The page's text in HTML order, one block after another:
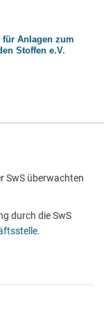
Anlagen zum
Stoffen e.V.
SwS überwachten
durch die SwS
.